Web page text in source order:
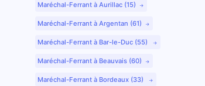
Maréchal-Ferrant à Aurillac (15)
Maréchal-Ferrant à Argentan (61)
Maréchal-Ferrant à Bar-le-Duc (55)
Maréchal-Ferrant à Beauvais (60)
Maréchal-Ferrant à Bordeaux (33)